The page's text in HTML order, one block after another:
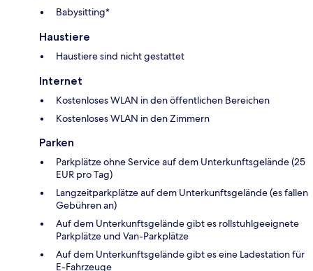
Babysitting*
Haustiere
Haustiere sind nicht gestattet
Internet
Kostenloses WLAN in den öffentlichen Bereichen
Kostenloses WLAN in den Zimmern
Parken
Parkplätze ohne Service auf dem Unterkunftsgelände (25
EUR pro Tag)
Langzeitparkplätze auf dem Unterkunftsgelände (es fallen
Gebühren an)
Auf dem Unterkunftsgelände gibt es rollstuhlgeeignete
Parkplätze und Van-Parkplätze
Auf dem Unterkunftsgelände gibt es eine Ladestation für
E-Fahrzeuge